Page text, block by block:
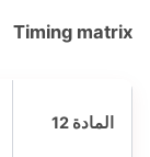
Timing matrix
المادة 12